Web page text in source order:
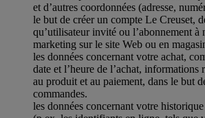
et d’autres coordonnées (adresse,
le but de créer un compte Le Creuset,
qu’utilisateur invité ou l’abonnement à
marketing sur le site Web ou en
les données concernant votre achat,
date et l’heure de l’achat, informations
au produit et au paiement, dans le but
commandes.
les données concernant votre